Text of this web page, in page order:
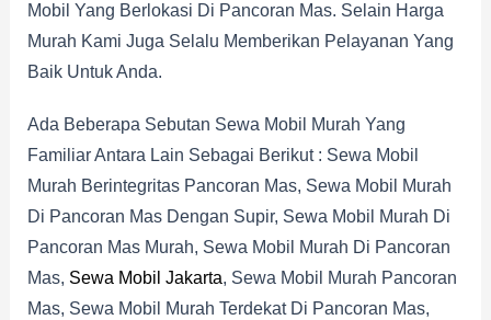
Mobil Yang Berlokasi Di Pancoran Mas. Selain Harga
Murah Kami Juga Selalu Memberikan Pelayanan Yang
Baik Untuk Anda.
Ada Beberapa Sebutan Sewa Mobil Murah Yang
Familiar Antara Lain Sebagai Berikut : Sewa Mobil
Murah Berintegritas Pancoran Mas, Sewa Mobil Murah
Di Pancoran Mas Dengan Supir, Sewa Mobil Murah Di
Pancoran Mas Murah, Sewa Mobil Murah Di Pancoran
Mas, Sewa Mobil Jakarta, Sewa Mobil Murah Pancoran
Mas, Sewa Mobil Murah Terdekat Di Pancoran Mas,